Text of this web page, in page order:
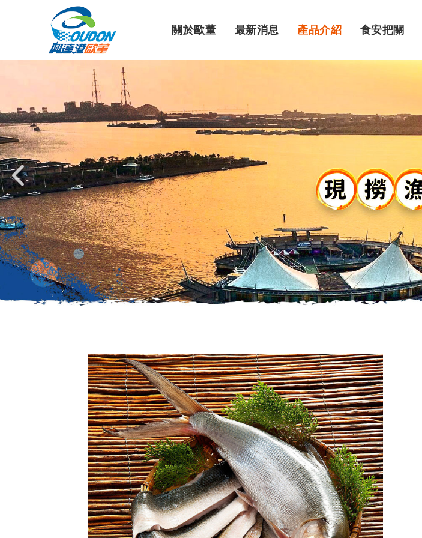
關於歐董 最新消息 產品介紹 食安把關